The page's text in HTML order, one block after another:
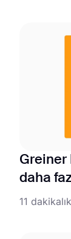
Greiner
daha
11